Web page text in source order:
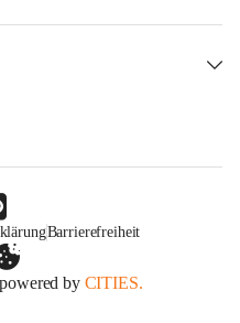
Barrierefreiheit
by CITIES.